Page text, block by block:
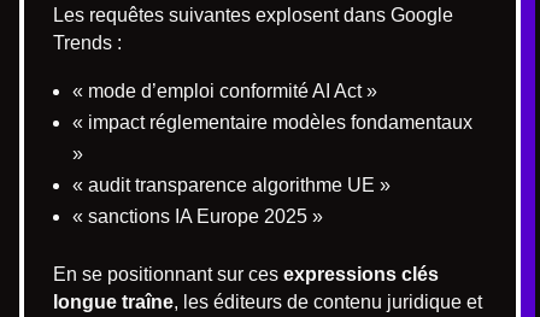
Les requêtes suivantes explosent dans Google
Trends :
« mode d’emploi conformité AI Act »
« impact réglementaire modèles fondamentaux
»
« audit transparence algorithme UE »
« sanctions IA Europe 2025 »
En se positionnant sur ces expressions clés
longue traîne, les éditeurs de contenu juridique et